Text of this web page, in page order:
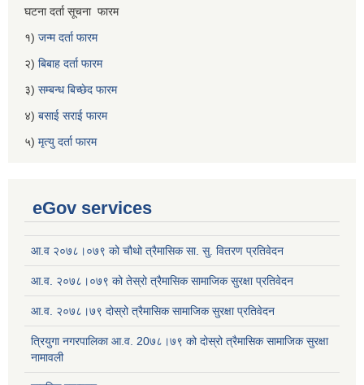
घटना दर्ता सूचना फारम
१) जन्म दर्ता फारम
२) बिबाह दर्ता फारम
३) सम्बन्ध बिच्छेद फारम
४) बसाई सराई फारम
५) मृत्यु दर्ता फारम
eGov services
आ.व २०७८।०७९ को चौथो त्रैमासिक सा. सु. वितरण प्रतिवेदन
आ.व. २०७८।०७९ को तेस्रो त्रैमासिक सामाजिक सुरक्षा प्रतिवेदन
आ.व. २०७८।७९ दोस्रो त्रैमासिक सामाजिक सुरक्षा प्रतिवेदन
त्रियुगा नगरपालिका आ.व. 20७८।७९ को दोस्रो त्रैमासिक सामाजिक सुरक्षा
नामावली